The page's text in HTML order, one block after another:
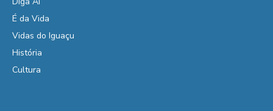
É da Vida
Vidas do Iguaçu
História
Cultura